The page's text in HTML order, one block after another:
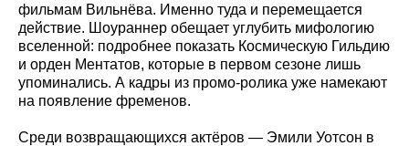
фильмам Вильнёва. Именно туда и перемещается
действие. Шоураннер обещает углубить мифологию
вселенной: подробнее показать Космическую Гильдию
и орден Ментатов, которые в первом сезоне лишь
упоминались. А кадры из промо-ролика уже намекают
на появление фременов.
Среди возвращающихся актёров — Эмили Уотсон в